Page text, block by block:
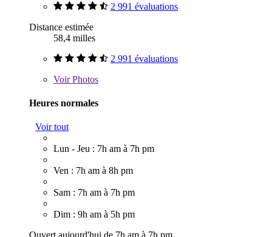
2 991 évaluations
Distance estimée
58,4 milles
2 991 évaluations
VoirPhotos
Heures normales
Voir tout
Lun - Jeu : 7h am à 7h pm
Ven : 7h am à 8h pm
Sam : 7h am à 7h pm
Dim : 9h am à 5h pm